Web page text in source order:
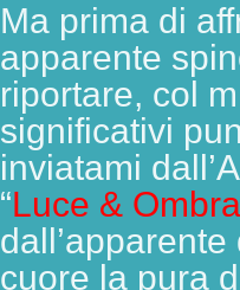
Ma prima di
apparente
riportare, col
significativi
inviatami
“Luce & Ombra
cuore la pura